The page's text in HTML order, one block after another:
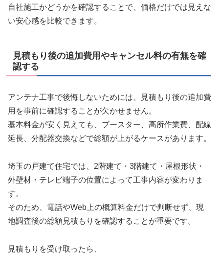
自社施工かどうかを確認することで、価格だけでは見えな
い安心感を比較できます。
見積もり後の追加費用やキャンセル料の有無を確
認する
アンテナ工事で後悔しないためには、見積もり後の追加費
用を事前に確認することが欠かせません。
基本料金が安く見えても、ブースター、高所作業費、配線
延長、分配器交換などで総額が上がるケースがあります。
埼玉の戸建て住宅では、2階建て・3階建て・屋根形状・
外壁材・テレビ端子の位置によって工事内容が変わりま
す。
そのため、電話やWeb上の概算料金だけで判断せず、現
地調査後の総額見積もりを確認することが重要です。
見積もりを受け取ったら、